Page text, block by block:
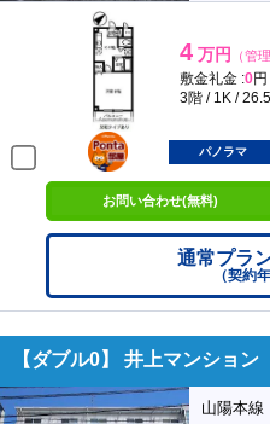
4 万円 （管
敷金礼金 :0円
3階 / 1K /
ポンタ
部屋
パノラマ
お問い合わせ(無料)
通常プラ
（契約
【ダブル0】 井上マンション
山陽本線